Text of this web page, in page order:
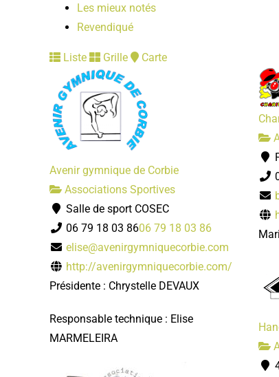
Les mieux notés
Revendiqué
Liste Grille Carte
Avenir gymnique de Corbie
Associations Sportives
Salle de sport COSEC
06 79 18 03 8606 79 18 03 86
elise@avenirgymniquecorbie.com
http://avenirgymniquecorbie.com/
Présidente : Chrystelle DEVAUX
Responsable technique : Elise
MARMELEIRA